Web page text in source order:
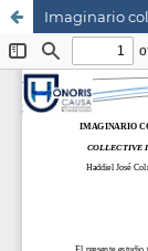
Imaginario